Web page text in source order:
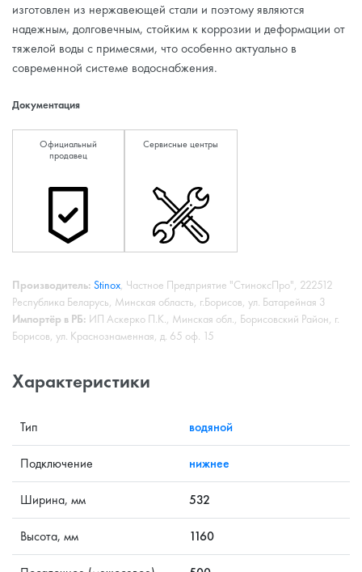
изготовлен из нержавеющей стали и поэтому являются
надежным, долговечным, стойким к коррозии и деформации от
тяжелой воды с примесями, что особенно актуально в
современной системе водоснабжения.
Документация
Официальный
продавец
Сервисные центры
Производитель: Stinox, Частное Предприятие "СтиноксПро", 222512
Республика Беларусь, Минская область, г.Борисов, ул. Батарейная 3
Импортёр в РБ: ИП Аскерко П.К., Минская обл., Борисовский Район, г.
Борисов, ул. Краснознаменная, д. 65 оф. 15
Характеристики
Тип водяной
Подключение нижнее
Ширина, мм 532
Высота, мм 1160